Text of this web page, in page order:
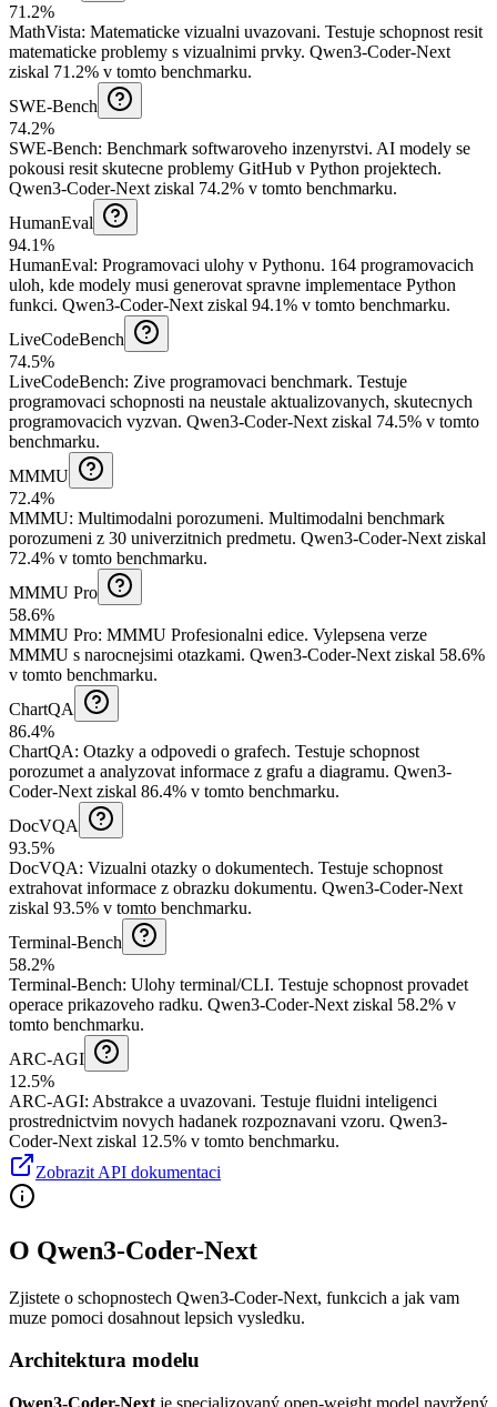
71.2%
MathVista: Matematicke vizualni uvazovani. Testuje schopnost resit
matematicke problemy s vizualnimi prvky. Qwen3-Coder-Next
ziskal 71.2% v tomto benchmarku.
SWE-Bench
74.2%
SWE-Bench: Benchmark softwaroveho inzenyrstvi. AI modely se
pokousi resit skutecne problemy GitHub v Python projektech.
Qwen3-Coder-Next ziskal 74.2% v tomto benchmarku.
HumanEval
94.1%
HumanEval: Programovaci ulohy v Pythonu. 164 programovacich
uloh, kde modely musi generovat spravne implementace Python
funkci. Qwen3-Coder-Next ziskal 94.1% v tomto benchmarku.
LiveCodeBench
74.5%
LiveCodeBench: Zive programovaci benchmark. Testuje
programovaci schopnosti na neustale aktualizovanych, skutecnych
programovacich vyzvan. Qwen3-Coder-Next ziskal 74.5% v tomto
benchmarku.
MMMU
72.4%
MMMU: Multimodalni porozumeni. Multimodalni benchmark
porozumeni z 30 univerzitnich predmetu. Qwen3-Coder-Next ziskal
72.4% v tomto benchmarku.
MMMU Pro
58.6%
MMMU Pro: MMMU Profesionalni edice. Vylepsena verze
MMMU s narocnejsimi otazkami. Qwen3-Coder-Next ziskal 58.6%
v tomto benchmarku.
ChartQA
86.4%
ChartQA: Otazky a odpovedi o grafech. Testuje schopnost
porozumet a analyzovat informace z grafu a diagramu. Qwen3-
Coder-Next ziskal 86.4% v tomto benchmarku.
DocVQA
93.5%
DocVQA: Vizualni otazky o dokumentech. Testuje schopnost
extrahovat informace z obrazku dokumentu. Qwen3-Coder-Next
ziskal 93.5% v tomto benchmarku.
Terminal-Bench
58.2%
Terminal-Bench: Ulohy terminal/CLI. Testuje schopnost provadet
operace prikazoveho radku. Qwen3-Coder-Next ziskal 58.2% v
tomto benchmarku.
ARC-AGI
12.5%
ARC-AGI: Abstrakce a uvazovani. Testuje fluidni inteligenci
prostrednictvim novych hadanek rozpoznavani vzoru. Qwen3-
Coder-Next ziskal 12.5% v tomto benchmarku.
Zobrazit API dokumentaci
O Qwen3-Coder-Next
Zjistete o schopnostech Qwen3-Coder-Next, funkcich a jak vam
muze pomoci dosahnout lepsich vysledku.
Architektura modelu
Qwen3-Coder-Next je specializovaný open-weight model navržený